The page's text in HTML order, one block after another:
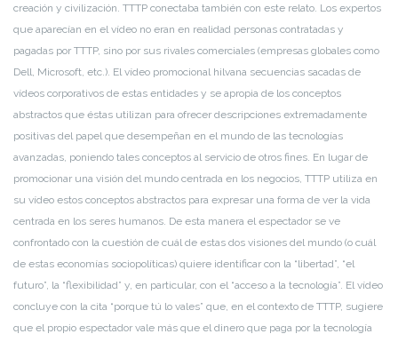
creación y civilización. TTTP conectaba también con este relato. Los expertos
que aparecían en el vídeo no eran en realidad personas contratadas y
pagadas por TTTP, sino por sus rivales comerciales (empresas globales como
Dell, Microsoft, etc.). El vídeo promocional hilvana secuencias sacadas de
vídeos corporativos de estas entidades y se apropia de los conceptos
abstractos que éstas utilizan para ofrecer descripciones extremadamente
positivas del papel que desempeñan en el mundo de las tecnologías
avanzadas, poniendo tales conceptos al servicio de otros fines. En lugar de
promocionar una visión del mundo centrada en los negocios, TTTP utiliza en
su vídeo estos conceptos abstractos para expresar una forma de ver la vida
centrada en los seres humanos. De esta manera el espectador se ve
confrontado con la cuestión de cuál de estas dos visiones del mundo (o cuál
de estas economías sociopolíticas) quiere identificar con la “libertad”, “el
futuro”, la “flexibilidad” y, en particular, con el “acceso a la tecnología”. El vídeo
concluye con la cita “porque tú lo vales” que, en el contexto de TTTP, sugiere
que el propio espectador vale más que el dinero que paga por la tecnología